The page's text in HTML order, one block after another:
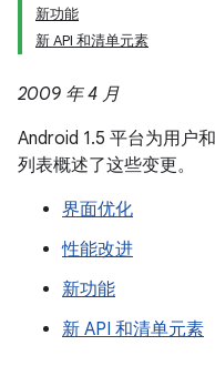
新功能
新 API 和清单元素
2009 年 4 月
Android 1.5 平台为用户
列表概述了这些变更。
界面优化
性能改进
新功能
新 API 和清单元素